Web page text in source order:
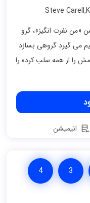
,
«من نفرت انگیز»، گرو
می گیرد گروهی بسازد
را از همه سلب کرده را
انیمیشن
3
4